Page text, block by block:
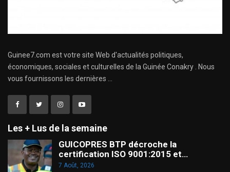
Guinee7.com est votre site Web d'actualités politiques,
économiques, sociales et culturelles de la Guinée Conakry . Nous
vous fournissons les dernières ...
Les + Lus de la semaine
GUICOPRES BTP décroche la
certification ISO 9001:2015 et…
7 Août, 2026